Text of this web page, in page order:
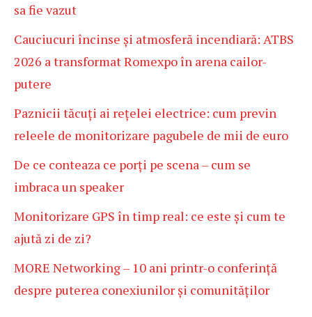
sa fie vazut
Cauciucuri încinse și atmosferă incendiară: ATBS
2026 a transformat Romexpo în arena cailor-
putere
Paznicii tăcuți ai rețelei electrice: cum previn
releele de monitorizare pagubele de mii de euro
De ce conteaza ce porți pe scena – cum se
imbraca un speaker
Monitorizare GPS în timp real: ce este și cum te
ajută zi de zi?
MORE Networking – 10 ani printr-o conferință
despre puterea conexiunilor și comunităților